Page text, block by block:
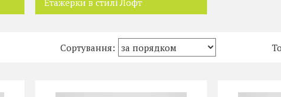
Етажерки в стилі Лофт